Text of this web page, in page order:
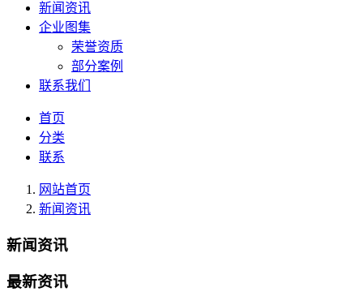
新闻资讯
企业图集
荣誉资质
部分案例
联系我们
首页
分类
联系
网站首页
新闻资讯
新闻资讯
最新资讯